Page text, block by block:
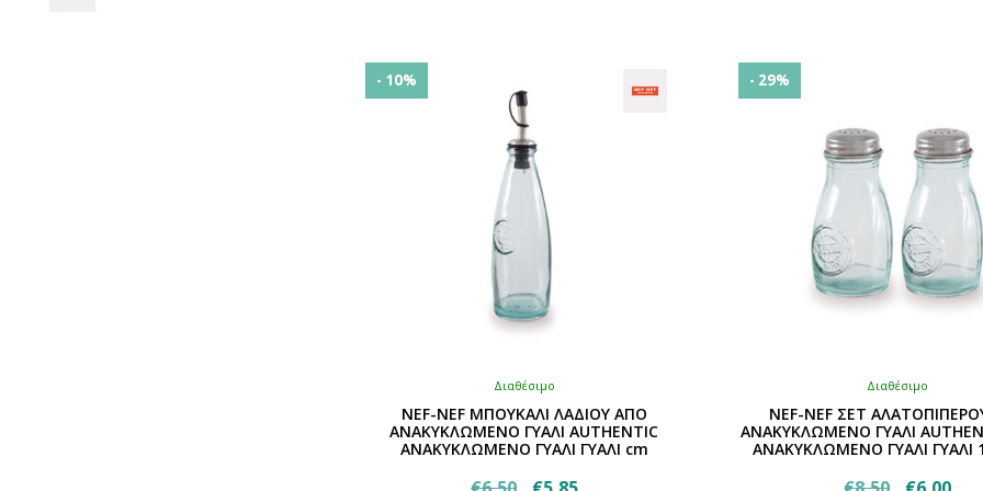
επιλογές
μπορούν
να
επιλεγούν
στη
σελίδα
του
- 10%
Διαθέσιμο
NEF-NEF ΜΠΟΥΚΑΛΙ ΛΑΔΙΟΥ ΑΠΟ
ΑΝΑΚΥΚΛΩΜΕΝΟ ΓΥΑΛΙ AUTHENTIC
ΑΝΑΚΥΚΛΩΜΕΝΟ ΓΥΑΛΙ ΓΥΑΛΙ cm
- 29%
Διαθέσιμο
NEF-NEF ΣΕΤ
ΑΝΑΚΥΚΛΩΜΕΝΟ ΓΥΑΛΙ
ΑΝΑΚΥΚΛΩΜΕΝΟ ΓΥΑΛΙ ΓΥΑΛΙ